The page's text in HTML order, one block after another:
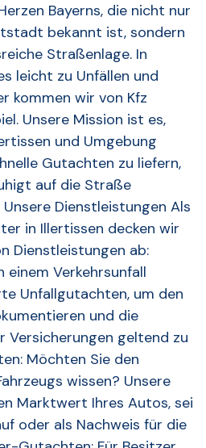
Bayerns, die nicht nur
bekannt ist, sondern
Straßenlage. In
leicht zu Unfällen und
kommen wir von Kfz
Unsere Mission ist es,
und Umgebung
Gutachten zu liefern,
auf die Straße
Dienstleistungen Als
in Illertissen decken wir
Dienstleistungen ab:
einem Verkehrsunfall
Unfallgutachten, um den
und die
Versicherungen geltend zu
Möchten Sie den
wissen? Unsere
Marktwert Ihres Autos, sei
oder als Nachweis für die